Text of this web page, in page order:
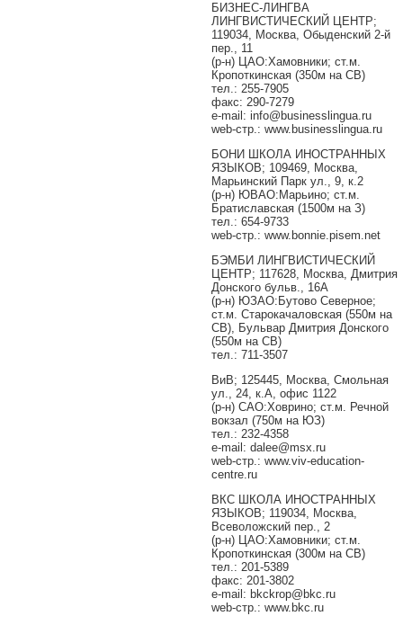
БИЗНЕС-ЛИНГВА
ЛИНГВИСТИЧЕСКИЙ ЦЕНТР;
119034, Москва, Обыденский 2-й
пер., 11
(р-н) ЦАО:Хамовники; ст.м.
Кропоткинская (350м на СВ)
тел.: 255-7905
факс: 290-7279
e-mail: info@businesslingua.ru
web-стр.: www.businesslingua.ru
БОНИ ШКОЛА ИНОСТРАННЫХ
ЯЗЫКОВ; 109469, Москва,
Марьинский Парк ул., 9, к.2
(р-н) ЮВАО:Марьино; ст.м.
Братиславская (1500м на З)
тел.: 654-9733
web-стр.: www.bonnie.pisem.net
БЭМБИ ЛИНГВИСТИЧЕСКИЙ
ЦЕНТР; 117628, Москва, Дмитрия
Донского бульв., 16А
(р-н) ЮЗАО:Бутово Северное;
ст.м. Старокачаловская (550м на
СВ), Бульвар Дмитрия Донского
(550м на СВ)
тел.: 711-3507
ВиВ; 125445, Москва, Смольная
ул., 24, к.А, офис 1122
(р-н) САО:Ховрино; ст.м. Речной
вокзал (750м на ЮЗ)
тел.: 232-4358
e-mail: dalee@msx.ru
web-стр.: www.viv-education-
centre.ru
ВКС ШКОЛА ИНОСТРАННЫХ
ЯЗЫКОВ; 119034, Москва,
Всеволожский пер., 2
(р-н) ЦАО:Хамовники; ст.м.
Кропоткинская (300м на СВ)
тел.: 201-5389
факс: 201-3802
e-mail: bkckrop@bkc.ru
web-стр.: www.bkc.ru